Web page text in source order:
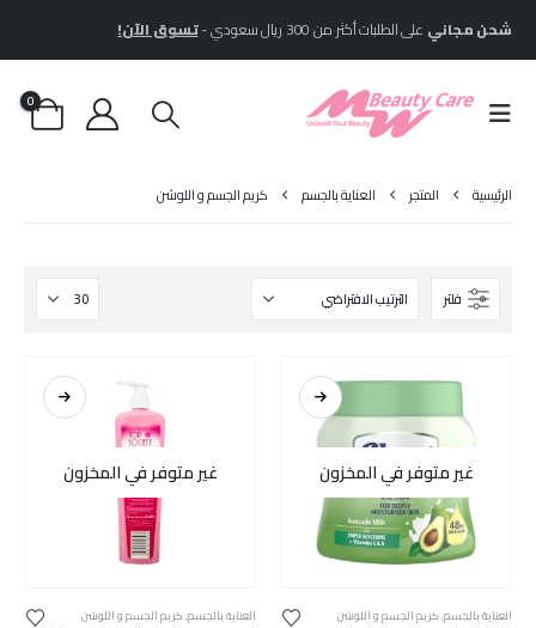
شحن مجاني على الطلبات أكثر من 300 ريال سعودي - تسوق الآن!
0
الرئيسية المتجر العناية بالجسم كريم الجسم و اللوشن
فلتر
غير متوفر في المخزون
العناية بالجسم,كريم الجسم و اللوشن
غير متوفر في المخزون
العناية بالجسم,كريم الجسم و اللوشن